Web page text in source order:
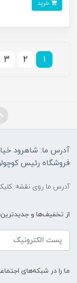
1
2
3
آدرس ما: شاهرود
فروشگاه رئیس
آدرس ما روی نقشه:
از تخفیف‌ها و
ما را در شبکه‌های